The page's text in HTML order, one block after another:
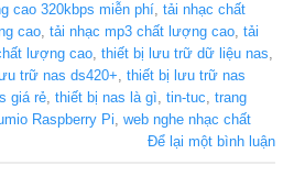
cao 320kbps miễn phí, tải nhạc chất
cao, tải nhạc mp3 chất lượng cao, tải
lượng cao, thiết bị lưu trữ dữ liệu nas,
trữ nas ds420+, thiết bị lưu trữ nas
giá rẻ, thiết bị nas là gì, tin-tuc, trang
Raspberry Pi, web nghe nhạc chất
Để lại một bình luận